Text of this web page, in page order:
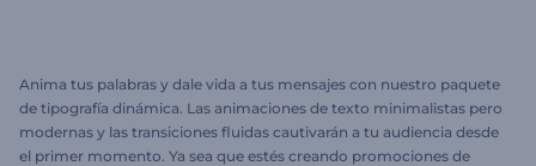
Anima tus palabras y dale vida a tus mensajes con nuestro paquete
de tipografía dinámica. Las animaciones de texto minimalistas pero
modernas y las transiciones fluidas cautivarán a tu audiencia desde
el primer momento. Ya sea que estés creando promociones de